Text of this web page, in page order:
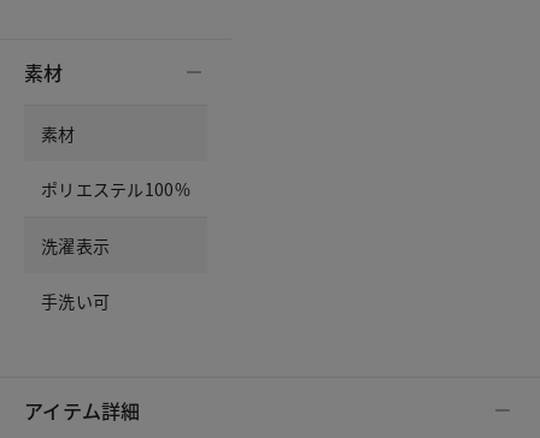
素材
素材
ポリエステル100%
洗濯表示
手洗い可
アイテム詳細